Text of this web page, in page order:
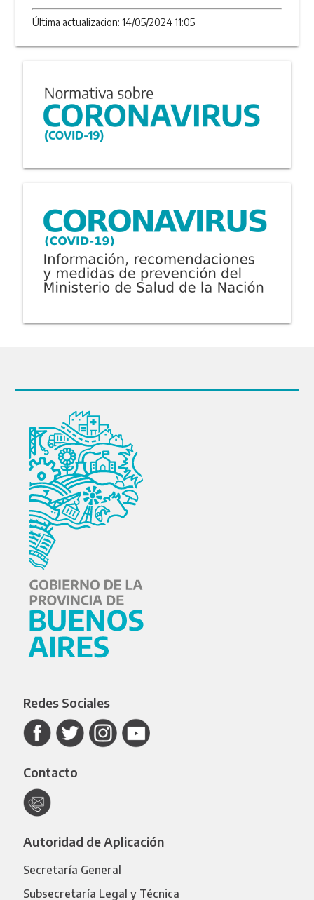
Última actualizacion: 14/05/2024 11:05
Redes Sociales
Contacto
Autoridad de Aplicación
Secretaría General
Subsecretaría Legal y Técnica